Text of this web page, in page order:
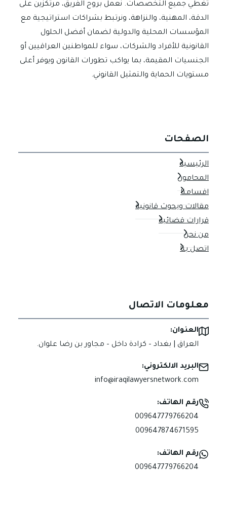
تغطي جميع التخصصات. نعمل بروح الفريق، مرتكزين على
الدقة، المهنية، والنزاهة، ونرتبط بشراكات استراتيجية مع
المؤسسات المحلية والدولية لضمان أفضل الحلول
القانونية للأفراد والشركات، سواء للمواطنين العراقيين أو
الجنسيات المقيمة، بما يواكب تطورات القانون ويوفر أعلى
مستويات الحماية والتمثيل القانوني.
الصفحات
الرئيسية
المحامون
اقسامنا
مقالات وبحوث قانونية
قرارات قضائية
من نحن
اتصل بنا
معلومات الاتصال
العنوان:
العراق | بغداد – كرادة داخل – مجاور بن رضا علوان.
البريد الالكتروني:
info@iraqilawyersnetwork.com
رقم الهاتف:
009647779766204
009647874671595
رقم الهاتف:
009647779766204